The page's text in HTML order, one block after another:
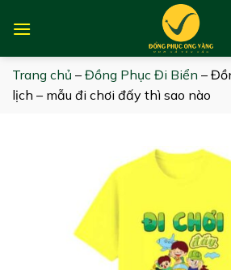
Trang chủ – Đồng Phục Đi Biển –
lịch – mẫu đi chơi đấy thì sao nào